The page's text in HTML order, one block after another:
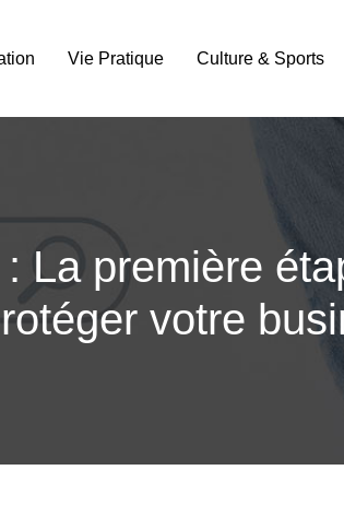
Vie Pratique Culture & Sports
: La première
votre